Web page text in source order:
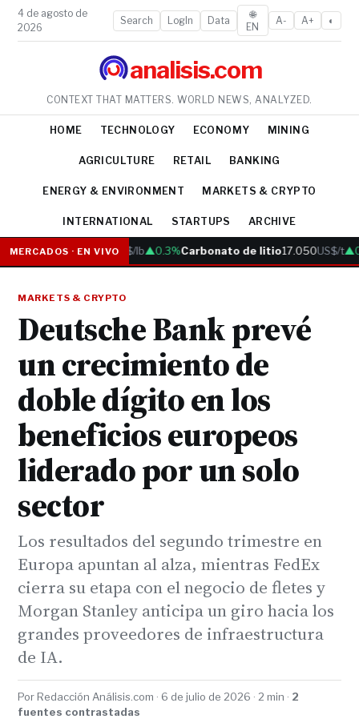
4 de agosto de
2026
Search LogIn Data
🌐
EN
A- A+ ◐
analisis.com
CONTEXT THAT MATTERS. WORLD NEWS, ANALYZED.
HOME TECHNOLOGY ECONOMY MINING
AGRICULTURE RETAIL BANKING
ENERGY & ENVIRONMENT MARKETS & CRYPTO
INTERNATIONAL STARTUPS ARCHIVE
MERCADOS · EN VIVO
Cobre6.05US$/lb▲0.3%Carbonato de litio17.050US$/t
MARKETS & CRYPTO
Deutsche Bank prevé
un crecimiento de
doble dígito en los
beneficios europeos
liderado por un solo
sector
Los resultados del segundo trimestre en
Europa apuntan al alza, mientras FedEx
cierra su etapa con el negocio de fletes y
Morgan Stanley anticipa un giro hacia los
grandes proveedores de infraestructura
de IA.
Por Redacción Análisis.com · 6 de julio de 2026 · 2 min · 2
fuentes contrastadas